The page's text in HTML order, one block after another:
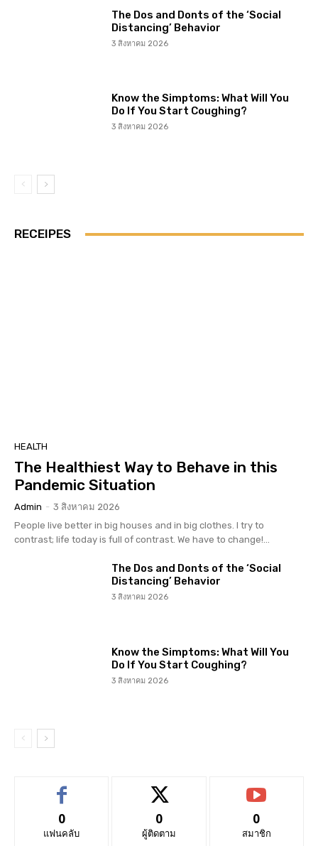
The Dos and Donts of the ‘Social
Distancing’ Behavior
3 สิงหาคม 2026
Know the Simptoms: What Will You
Do If You Start Coughing?
3 สิงหาคม 2026
RECEIPES
HEALTH
The Healthiest Way to Behave in this
Pandemic Situation
Admin - 3 สิงหาคม 2026
People live better in big houses and in big clothes. I try to
contrast; life today is full of contrast. We have to change!...
The Dos and Donts of the ‘Social
Distancing’ Behavior
3 สิงหาคม 2026
Know the Simptoms: What Will You
Do If You Start Coughing?
3 สิงหาคม 2026
0
แฟนคลับ
0
ผู้ติดตาม
0
สมาชิก